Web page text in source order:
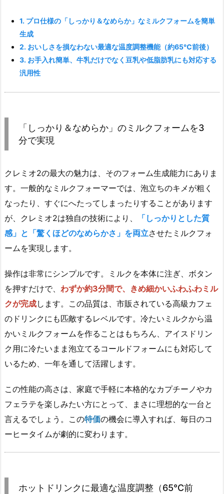
1. プロ仕様の「しっかり＆なめらか」なミルクフォームを簡単
生成
2. おいしさを損なわない最適な温度調整機能（約65℃前後）
3. お手入れ簡単、牛乳だけでなく豆乳や低脂肪乳にも対応する
汎用性
「しっかり＆なめらか」のミルクフォームを3
分で実現
クレミオ2の最大の魅力は、そのフォーム生成能力にありま
す。一般的なミルクフォーマーでは、泡立ちのキメが粗く
なったり、すぐにへたってしまったりすることがあります
が、クレミオ2は独自の技術により、
「しっかりとした質
感」と「驚くほどのなめらかさ」を両立させたミルクフォ
ームを実現します。
操作は非常にシンプルです。ミルクを本体に注ぎ、ボタン
を押すだけで、 わずか約3分間で、きめ細かいふわふわミル
クが完成します。この品質は、市販されている高級カフェ
のドリンクにも匹敵するレベルです。冷たいミルクから温
かいミルクフォームを作ることはもちろん、アイスドリン
ク用に冷たいまま泡立てるコールドフォームにも対応して
いるため、一年を通して活躍します。
この性能の高さは、家庭で手軽に本格的なカプチーノやカ
フェラテを楽しみたい方にとって、まさに理想的な一台と
言えるでしょう。この特価の機会に導入すれば、毎日のコ
ーヒータイムが劇的に変わります。
ホットドリンクに最適な温度調整（65℃前